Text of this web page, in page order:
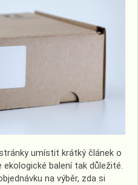
umístit krátký článek o
balení tak důležité.
na výběr, zda si